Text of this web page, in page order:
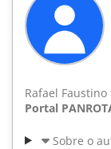
Rafael Faustino
Portal
Sobre o